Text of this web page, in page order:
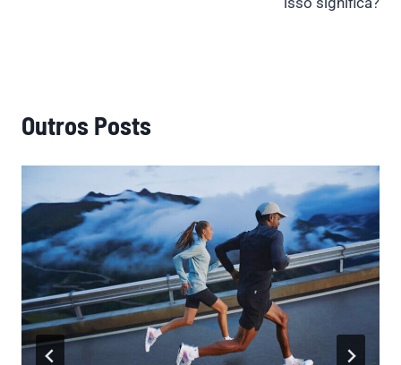
Outros Posts